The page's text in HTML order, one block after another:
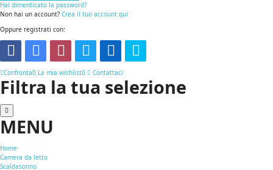
Hai dimenticato la password?
Non hai un account? Crea il tuo account qui
Oppure registrati con:
Confronta0 La mia wishlist0 Contattaci
Filtra la tua selezione
MENU
Home
Camera da letto
Scaldasonno